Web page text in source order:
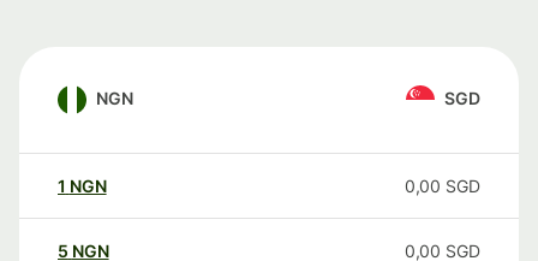
NGN SGD
1 NGN 0,00 SGD
5 NGN 0,00 SGD